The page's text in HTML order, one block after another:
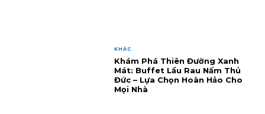
KHÁC
Khám Phá Thiên Đường Xanh
Mát: Buffet Lẩu Rau Nấm Thủ
Đức – Lựa Chọn Hoàn Hảo Cho
Mọi Nhà